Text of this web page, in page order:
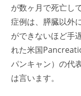
が数ヶ月で死亡し
症例は、膵臓以外
ができないほど手
れた米国
パンキャン）の代
は言います。